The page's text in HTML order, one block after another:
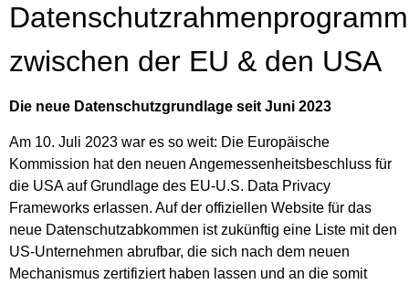
Datenschutzrahmenprogramm
zwischen der EU & den USA
Die neue Datenschutzgrundlage seit Juni 2023
Am 10. Juli 2023 war es so weit: Die Europäische
Kommission hat den neuen Angemessenheitsbeschluss für
die USA auf Grundlage des EU-U.S. Data Privacy
Frameworks erlassen. Auf der offiziellen Website für das
neue Datenschutzabkommen ist zukünftig eine Liste mit den
US-Unternehmen abrufbar, die sich nach dem neuen
Mechanismus zertifiziert haben lassen und an die somit